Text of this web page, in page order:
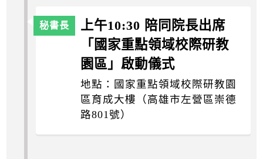
上午10:30 陪同院長出席
「國家重點領域校際研教
園區」啟動儀式
地點：國家重點領域校際研教園
區育成大樓（高雄市左營區崇德
路801號）